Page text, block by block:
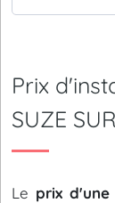
Prix
SUZE
Le prix